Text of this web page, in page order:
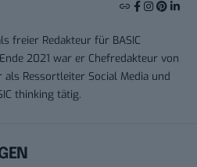
freier Redakteur für BASIC
2021 war er Chefredakteur von
als Ressortleiter Social Media und
thinking tätig.